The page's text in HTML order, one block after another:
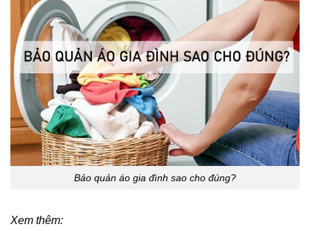
Bảo quản áo gia đình sao cho đúng?
Xem thêm: